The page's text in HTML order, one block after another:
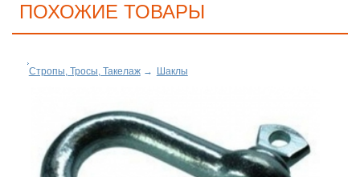
ПОХОЖИЕ ТОВАРЫ
Стропы, Тросы, Такелаж→ Шаклы